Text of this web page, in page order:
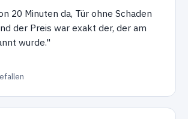
20 Minuten da, Tür ohne Schaden
der Preis war exakt der, der am
wurde."